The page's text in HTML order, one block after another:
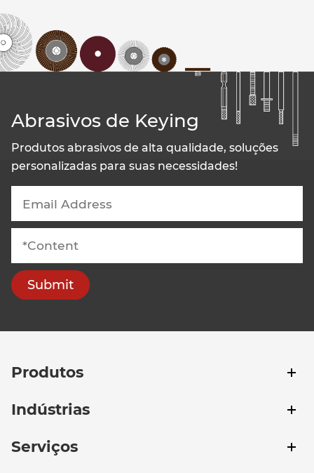
Abrasivos de Keying
Produtos abrasivos de alta qualidade, soluções
personalizadas para suas necessidades!
Submit
Produtos
Indústrias
Serviços